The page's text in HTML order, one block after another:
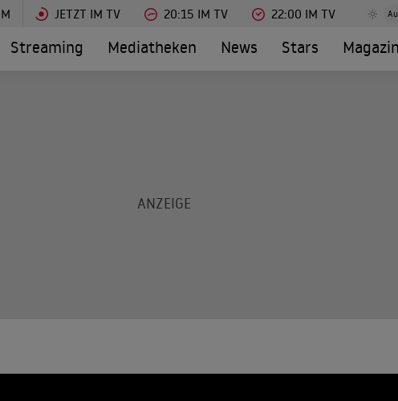
JETZT IM TV 20:15 IM TV 22:00 IM TV
Streaming Mediatheken News Stars Magazin